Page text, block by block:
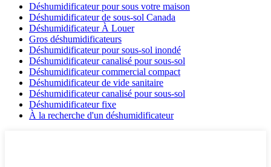
Déshumidificateur pour sous votre maison
Déshumidificateur de sous-sol Canada
Déshumidificateur À Louer
Gros déshumidificateurs
Déshumidificateur pour sous-sol inondé
Déshumidificateur canalisé pour sous-sol
Déshumidificateur commercial compact
Déshumidificateur de vide sanitaire
Déshumidificateur canalisé pour sous-sol
Déshumidificateur fixe
À la recherche d'un déshumidificateur